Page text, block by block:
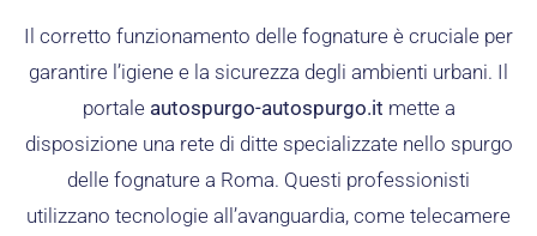
Il corretto funzionamento delle fognature è cruciale per
garantire l’igiene e la sicurezza degli ambienti urbani. Il
portale autospurgo-autospurgo.it mette a
disposizione una rete di ditte specializzate nello spurgo
delle fognature a Roma. Questi professionisti
utilizzano tecnologie all’avanguardia, come telecamere